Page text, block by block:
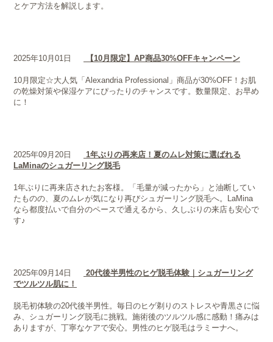
とケア方法を解説します。
2025年10月01日 【10月限定】AP商品30%OFFキャンペーン
10月限定☆大人気「Alexandria Professional」商品が30%OFF！お肌
の乾燥対策や保湿ケアにぴったりのチャンスです。数量限定、お早め
に！
2025年09月20日
1年ぶりの再来店！夏のムレ対策に選ばれる
LaMinaのシュガーリング脱毛
1年ぶりに再来店されたお客様。「毛量が減ったから」と油断してい
たものの、夏のムレが気になり再びシュガーリング脱毛へ。LaMina
なら都度払いで自分のペースで通えるから、久しぶりの来店も安心で
す♪
2025年09月14日
20代後半男性のヒゲ脱毛体験｜シュガーリング
でツルツル肌に！
脱毛初体験の20代後半男性。毎日のヒゲ剃りのストレスや青黒さに悩
み、シュガーリング脱毛に挑戦。施術後のツルツル感に感動！痛みは
ありますが、丁寧なケアで安心。男性のヒゲ脱毛はラミーナへ。